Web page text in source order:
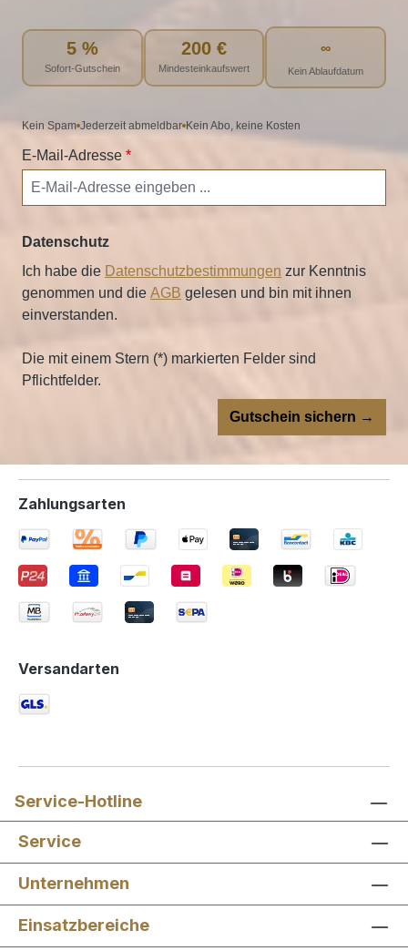
5 %
Sofort-Gutschein
200 €
Mindesteinkaufswert
∞
Kein Ablaufdatum
Kein Spam Jederzeit abmeldbar Kein Abo, keine Kosten
E-Mail-Adresse *
Datenschutz
Ich habe die Datenschutzbestimmungen zur Kenntnis
genommen und die AGB gelesen und bin mit ihnen
einverstanden.
Die mit einem Stern (*) markierten Felder sind
Pflichtfelder.
Gutschein sichern →
Zahlungsarten
Versandarten
Service-Hotline
Service
Unternehmen
Einsatzbereiche